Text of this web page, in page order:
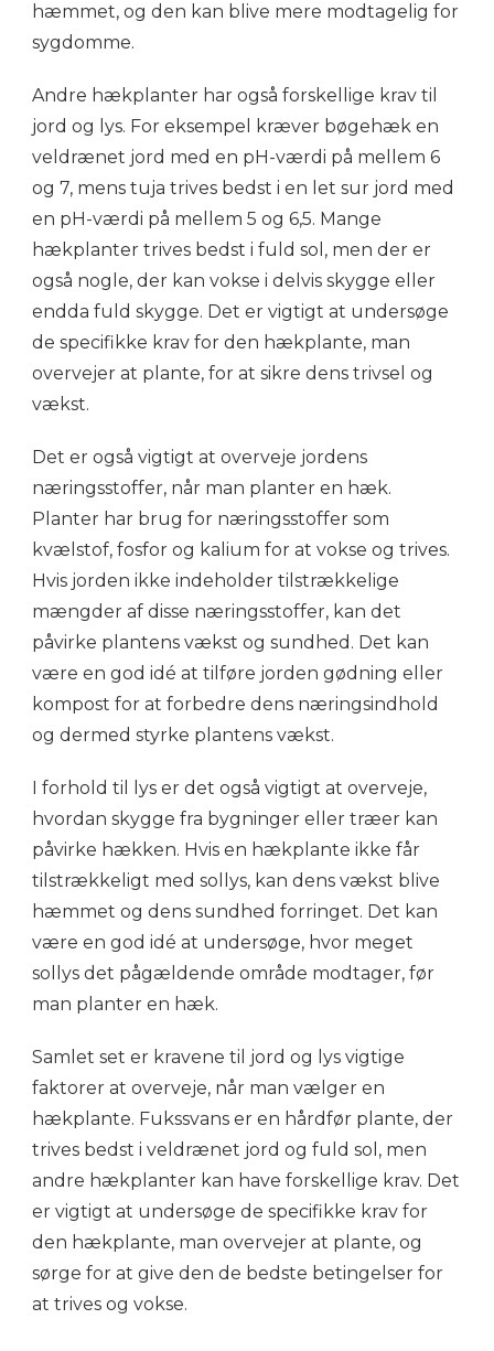
hæmmet, og den kan blive mere modtagelig for
sygdomme.
Andre hækplanter har også forskellige krav til
jord og lys. For eksempel kræver bøgehæk en
veldrænet jord med en pH-værdi på mellem 6
og 7, mens tuja trives bedst i en let sur jord med
en pH-værdi på mellem 5 og 6,5. Mange
hækplanter trives bedst i fuld sol, men der er
også nogle, der kan vokse i delvis skygge eller
endda fuld skygge. Det er vigtigt at undersøge
de specifikke krav for den hækplante, man
overvejer at plante, for at sikre dens trivsel og
vækst.
Det er også vigtigt at overveje jordens
næringsstoffer, når man planter en hæk.
Planter har brug for næringsstoffer som
kvælstof, fosfor og kalium for at vokse og trives.
Hvis jorden ikke indeholder tilstrækkelige
mængder af disse næringsstoffer, kan det
påvirke plantens vækst og sundhed. Det kan
være en god idé at tilføre jorden gødning eller
kompost for at forbedre dens næringsindhold
og dermed styrke plantens vækst.
I forhold til lys er det også vigtigt at overveje,
hvordan skygge fra bygninger eller træer kan
påvirke hækken. Hvis en hækplante ikke får
tilstrækkeligt med sollys, kan dens vækst blive
hæmmet og dens sundhed forringet. Det kan
være en god idé at undersøge, hvor meget
sollys det pågældende område modtager, før
man planter en hæk.
Samlet set er kravene til jord og lys vigtige
faktorer at overveje, når man vælger en
hækplante. Fukssvans er en hårdfør plante, der
trives bedst i veldrænet jord og fuld sol, men
andre hækplanter kan have forskellige krav. Det
er vigtigt at undersøge de specifikke krav for
den hækplante, man overvejer at plante, og
sørge for at give den de bedste betingelser for
at trives og vokse.